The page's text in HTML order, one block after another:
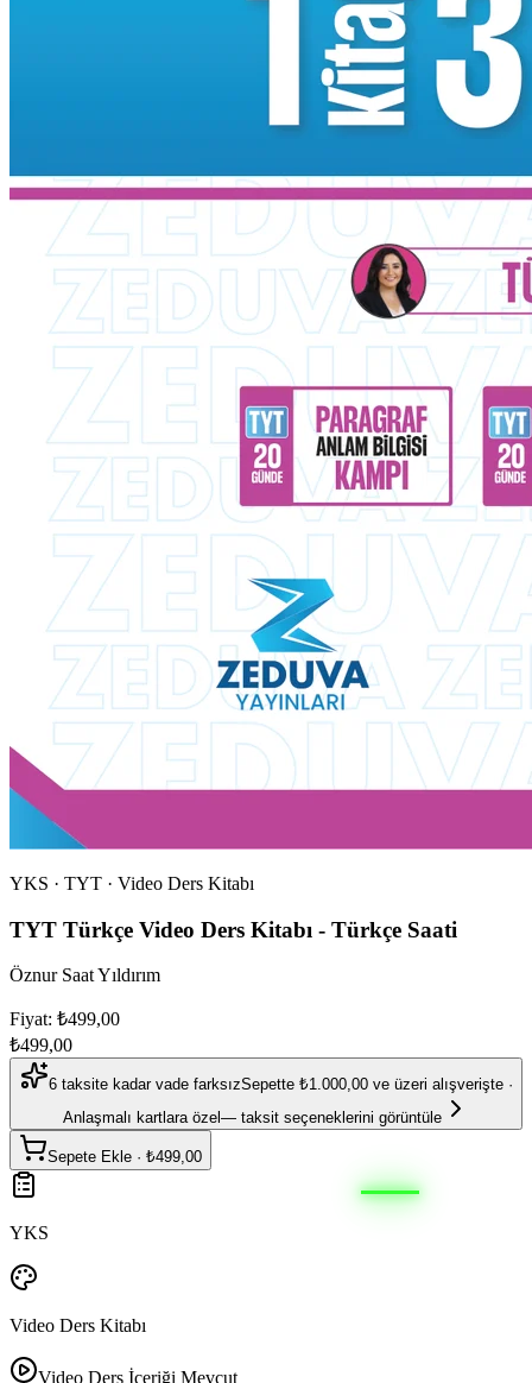
YKS · TYT · Video Ders Kitabı
TYT Türkçe Video Ders Kitabı - Türkçe Saati
Öznur Saat Yıldırım
Fiyat: ₺499,00
₺499,00
6 taksite kadar vade farksızSepette ₺1.000,00 ve üzeri alışverişte ·
Anlaşmalı kartlara özel — taksit seçeneklerini görüntüle
Sepete Ekle · ₺499,00
YKS
Video Ders Kitabı
Video Ders İçeriği Mevcut